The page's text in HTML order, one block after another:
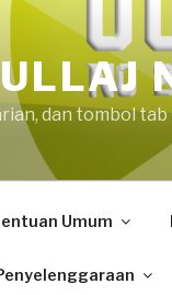
dan tombol
Umum